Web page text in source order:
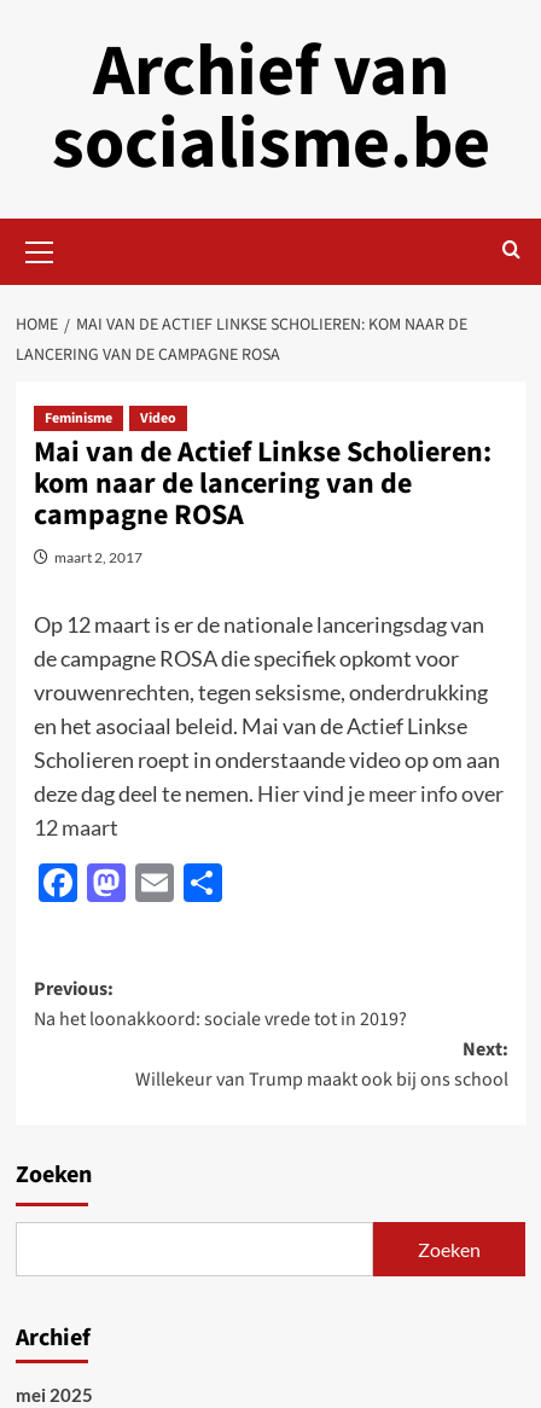
Archief van
socialisme.be
Menu
HOME
MAI VAN DE ACTIEF LINKSE SCHOLIEREN: KOM NAAR DE
LANCERING VAN DE CAMPAGNE ROSA
Feminisme Video
Mai van de Actief Linkse Scholieren:
kom naar de lancering van de
campagne ROSA
maart 2, 2017
Op 12 maart is er de nationale lanceringsdag van
de campagne ROSA die specifiek opkomt voor
vrouwenrechten, tegen seksisme, onderdrukking
en het asociaal beleid. Mai van de Actief Linkse
Scholieren roept in onderstaande video op om aan
deze dag deel te nemen. Hier vind je meer info over
12 maart
Facebook
Mastodon
EmailDelen
Post
navigation
Previous:
Na het loonakkoord: sociale vrede tot in 2019?
Next:
Willekeur van Trump maakt ook bij ons school
Zoeken
Zoeken
Archief
mei 2025